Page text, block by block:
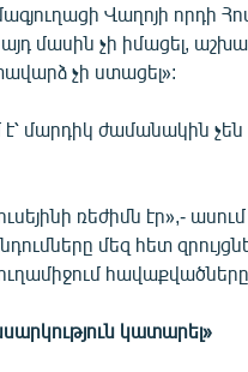
Վաղոյի որդի
մասին չի իմացել,
չի ստացել»:
մարդիկ ժամանակին չեն
ռեժիմն էր»,- ասում
մեզ հետ
կատարել»